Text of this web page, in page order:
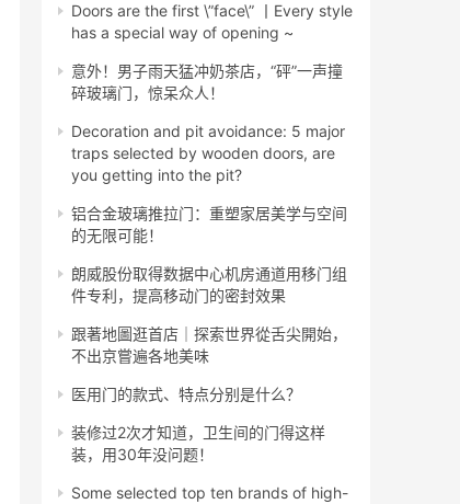
​Doors are the first \”face\” 丨Every style
has a special way of opening ~
意外！男子雨天猛冲奶茶店，“砰”一声撞
碎玻璃门，惊呆众人！
Decoration and pit avoidance: 5 major
traps selected by wooden doors, are
you getting into the pit?
铝合金玻璃推拉门：重塑家居美学与空间
的无限可能！
朗威股份取得数据中心机房通道用移门组
件专利，提高移动门的密封效果
跟著地圖逛首店｜探索世界從舌尖開始，
不出京嘗遍各地美味
医用门的款式、特点分别是什么？
装修过2次才知道，卫生间的门得这样
装，用30年没问题！
Some selected top ten brands of high-